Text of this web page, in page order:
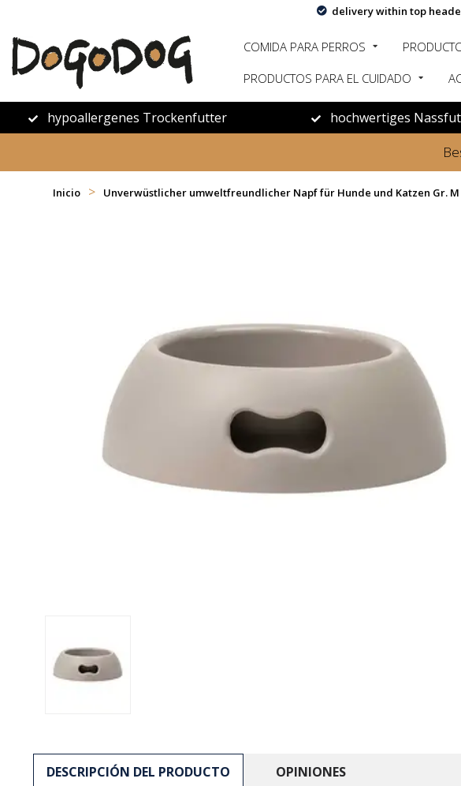
delivery within top
COMIDA PARA PERROS
PRODUCTOS PARA EL CUIDADO
hypoallergenes Trockenfutter hochwertiges
Inicio > Unverwüstlicher umweltfreundlicher Napf für Hunde und Katzen Gr. M
DESCRIPCIÓN DEL PRODUCTO OPINIONES